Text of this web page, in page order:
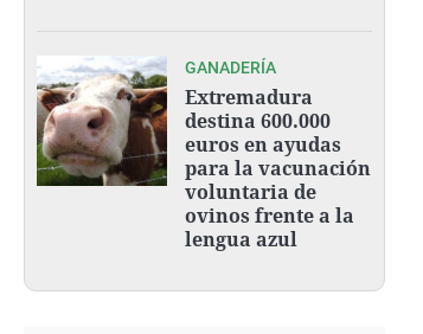
GANADERÍA
Extremadura
destina 600.000
euros en ayudas
para la vacunación
voluntaria de
ovinos frente a la
lengua azul